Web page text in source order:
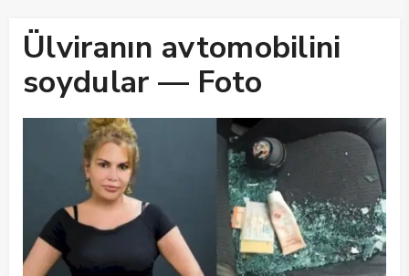
Ülviranın avtomobilini
soydular — Foto